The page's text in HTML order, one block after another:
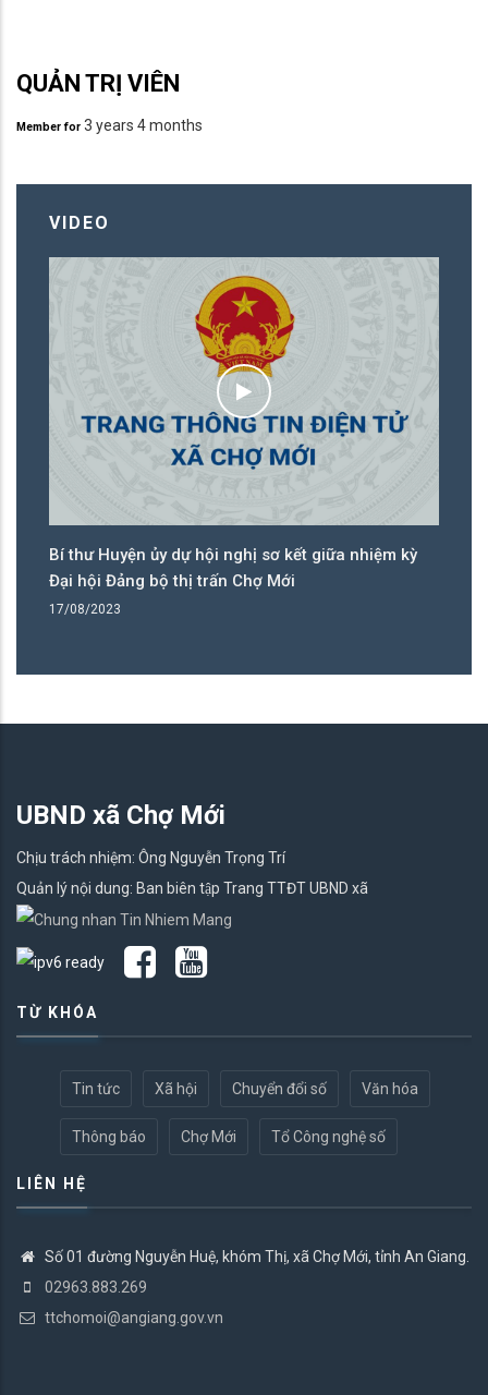
QUẢN TRỊ VIÊN
Member for 3 years 4 months
VIDEO
Bí thư Huyện ủy dự hội nghị sơ kết giữa nhiệm kỳ
Đại hội Đảng bộ thị trấn Chợ Mới
17/08/2023
UBND xã Chợ Mới
Chịu trách nhiệm: Ông Nguyễn Trọng Trí
Quản lý nội dung: Ban biên tập Trang TTĐT UBND xã
TỪ KHÓA
Tin tức Xã hội Chuyển đổi số Văn hóa
Thông báo Chợ Mới Tổ Công nghệ số
LIÊN HỆ
Số 01 đường Nguyễn Huệ, khóm Thị, xã Chợ Mới, tỉnh An Giang.
02963.883.269
ttchomoi@angiang.gov.vn